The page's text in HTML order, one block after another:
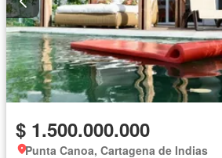
$ 1.500.000.000
Punta Canoa, Cartagena de Indias